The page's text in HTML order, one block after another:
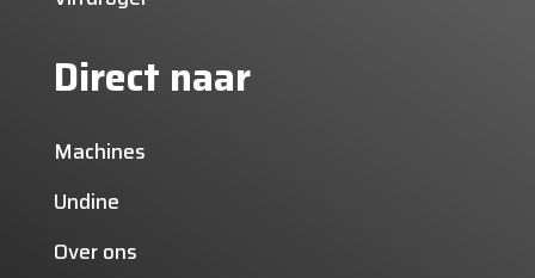
Direct naar
Machines
Undine
Over ons